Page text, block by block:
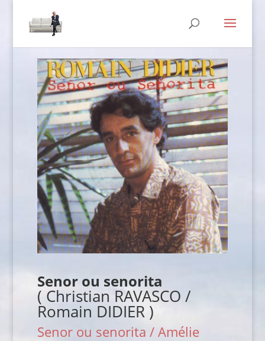
Senor ou senorita
( Christian RAVASCO /
Romain DIDIER )
Senor ou senorita / Amélie